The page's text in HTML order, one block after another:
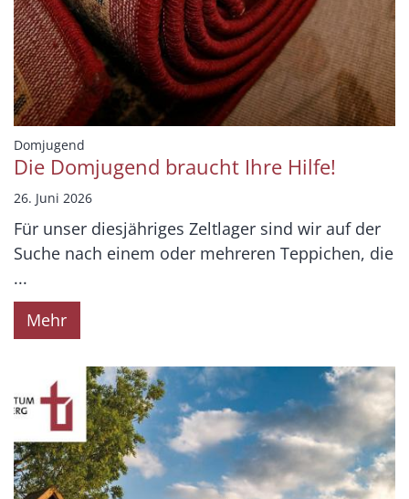
Domjugend
Die Domjugend braucht Ihre Hilfe!
26. Juni 2026
Für unser diesjähriges Zeltlager sind wir auf der
Suche nach einem oder mehreren Teppichen, die
...
Mehr